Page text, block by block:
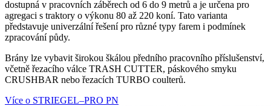
dostupná v pracovních záběrech od 6 do 9 metrů a je určena pro
agregaci s traktory o výkonu 80 až 220 koní. Tato varianta
představuje univerzální řešení pro různé typy farem i podmínek
zpracování půdy.
Brány lze vybavit širokou škálou předního pracovního příslušenství,
včetně řezacího válce TRASH CUTTER, páskového smyku
CRUSHBAR nebo řezacích TURBO coulterů.
Více o STRIEGEL–PRO PN